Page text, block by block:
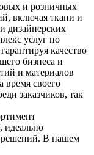
и розничных
включая ткани и
дизайнерских
услуг по
качество
бизнеса и
и материалов
время своего
заказчиков, так
идеально
решений. В нашем